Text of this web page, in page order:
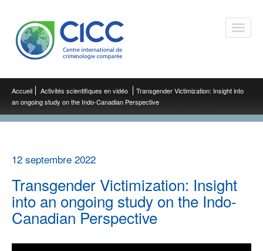
Toggle
Accueil Activités scientifiques en vidéo
Transgender Victimization: Insight into
an ongoing study on the Indo-Canadian Perspective
12 septembre 2022
Transgender Victimization: Insight
into an ongoing study on the Indo-
Canadian Perspective